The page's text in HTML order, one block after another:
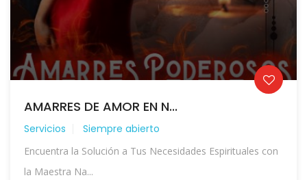
AMARRES DE AMOR EN N...
Servicios Siempre abierto
Encuentra la Solución a Tus Necesidades Espirituales con
la Maestra Na...